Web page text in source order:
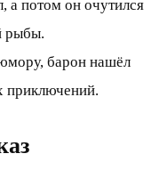
а потом он очутился
рыбы.
барон нашёл
приключений.